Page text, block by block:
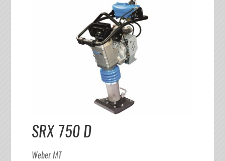
SRX 750 D
Weber MT